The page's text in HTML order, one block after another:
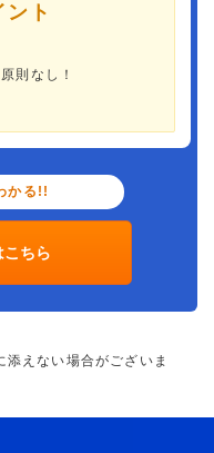
ント
則なし！
かる!!
こちら
えない場合がございま